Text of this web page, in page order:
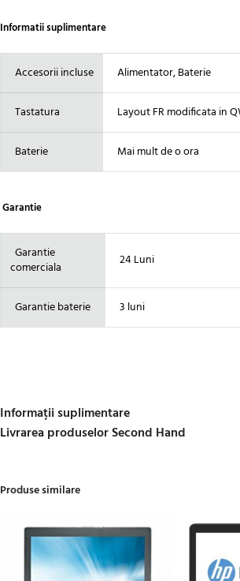
Informatii suplimentare
Accesorii incluse Alimentator, Baterie
Tastatura Layout FR modificata in
Baterie Mai mult de o ora
Garantie
Garantie
comerciala
24 Luni
Garantie baterie 3 luni
Informații suplimentare
Livrarea produselor Second Hand
Produse similare